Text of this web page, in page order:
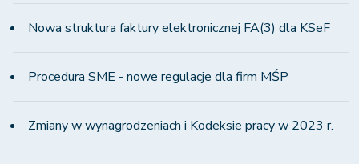
Nowa struktura faktury elektronicznej FA(3) dla KSeF
Procedura SME - nowe regulacje dla firm MŚP
Zmiany w wynagrodzeniach i Kodeksie pracy w 2023 r.